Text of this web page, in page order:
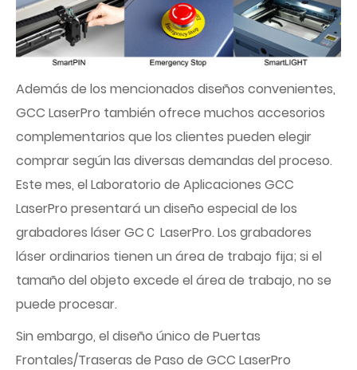
Además de los mencionados diseños convenientes,
GCC LaserPro también ofrece muchos accesorios
complementarios que los clientes pueden elegir
comprar según las diversas demandas del proceso.
Este mes, el Laboratorio de Aplicaciones GCC
LaserPro presentará un diseño especial de los
grabadores láser GCＣ LaserPro. Los grabadores
láser ordinarios tienen un área de trabajo fija; si el
tamaño del objeto excede el área de trabajo, no se
puede procesar.
Sin embargo, el diseño único de Puertas
Frontales/Traseras de Paso de GCC LaserPro